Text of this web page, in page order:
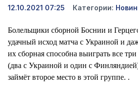
12.10.2021 07:25 Категории:
Болельщики сборной Боснии и
удачный исход матча с Украиной и
их сборная способна выиграть все
(два с Украиной и один с
займёт второе место в этой группе. .